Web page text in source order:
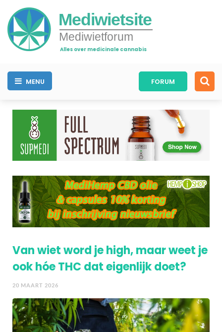
Mediwietsite
Mediwietforum
Alles over medicinale cannabis
MENU FORUM
Van wiet word je high, maar weet je
ook hóe THC dat eigenlijk doet?
20 MAART 2026